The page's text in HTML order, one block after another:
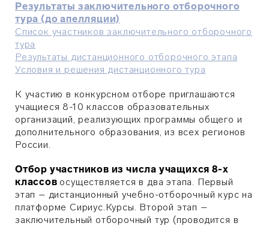
Результаты заключительного отборочного
тура (до апелляции)
Список участников заключительного отборочного
тура
Результаты дистанционного отборочного этапа
Условия и решения дистанционного тура
К участию в конкурсном отборе приглашаются
учащиеся 8-10 классов образовательных
организаций, реализующих программы общего и
дополнительного образования, из всех регионов
России.
Отбор участников из числа учащихся 8-х
классов осуществляется в два этапа. Первый
этап – дистанционный учебно-отборочный курс на
платформе Сириус.Курсы. Второй этап –
заключительный отборочный тур (проводится в